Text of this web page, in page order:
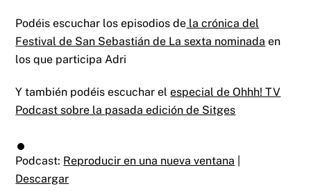
Podéis escuchar los episodios de la crónica del
Festival de San Sebastián de La sexta nominada en
los que participa Adri
Y también podéis escuchar elespecial de Ohhh! TV
Podcast sobre la pasada edición de Sitges
Podcast: Reproducir en una nueva ventana
Descargar